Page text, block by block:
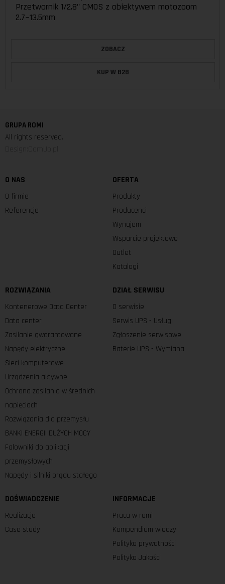
Przetwornik 1/2.8" CMOS z obiektywem motozoom
2.7~13.5mm
ZOBACZ
KUP W B2B
GRUPA ROMI
All rights reserved.
O NAS
O firmie
Referencje
OFERTA
Produkty
Producenci
Wynajem
Wsparcie projektowe
Outlet
Katalogi
ROZWIĄZANIA
Kontenerowe Data Center
Data center
Zasilanie gwarantowane
Napędy elektryczne
Sieci komputerowe
Urządzenia aktywne
Ochrona zasilania w średnich
napięciach
Rozwiązania dla przemysłu
BANKI ENERGII DUŻYCH MOCY
Falowniki do aplikacji
przemysłowych
Napędy i silniki prądu stałego
DZIAŁ SERWISU
O serwisie
Serwis UPS - Usługi
Zgłoszenie serwisowe
Baterie UPS - Wymiana
DOŚWIADCZENIE
Realizacje
Case study
INFORMACJE
Praca w romi
Kompendium wiedzy
Polityka prywatności
Polityka Jakości